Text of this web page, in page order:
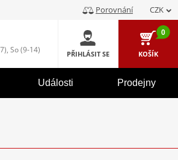
Porovnání CZK
So (9-14) PŘIHLÁSIT SE
0
KOŠÍK
Události Prodejny